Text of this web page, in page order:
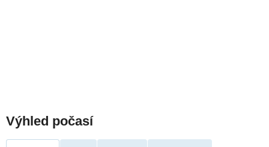
Výhled počasí